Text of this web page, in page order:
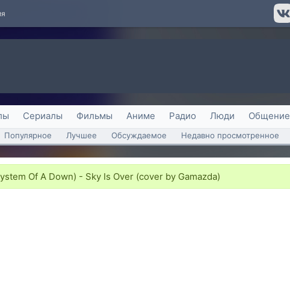
Сериалы Фильмы Аниме Радио Люди Общение
Популярное Лучшее Обсуждаемое Недавно просмотренное
Of A Down) - Sky Is Over (cover by Gamazda)